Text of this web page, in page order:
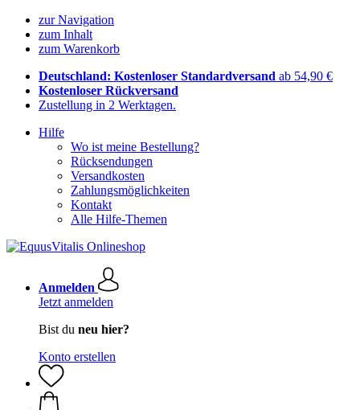
zur Navigation
zum Inhalt
zum Warenkorb
Deutschland: Kostenloser Standardversand ab 54,90 €
Kostenloser Rückversand
Zustellung in 2 Werktagen.
Hilfe
Wo ist meine Bestellung?
Rücksendungen
Versandkosten
Zahlungsmöglichkeiten
Kontakt
Alle Hilfe-Themen
Anmelden
Jetzt anmelden
Bist du neu hier?
Konto erstellen